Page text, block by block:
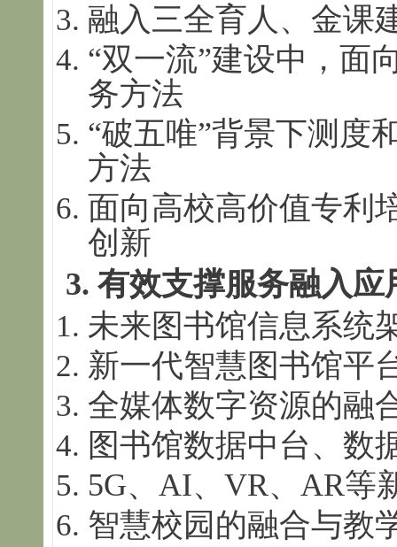
融入三全育人、金课
“双一流”建设中，面
务方法
“破五唯”背景下测度
方法
面向高校高价值专利
创新
3. 有效支撑服务融入
未来图书馆信息系统
新一代智慧图书馆平
全媒体数字资源的融
图书馆数据中台、数
5G、AI、VR、AR等
智慧校园的融合与教